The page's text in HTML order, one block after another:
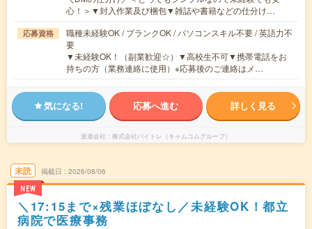
心！＞▼封入作業及び梱包▼雑誌や書籍などの仕分け…
応募資格
職種未経験OK / ブランクOK / パソコンスキル不要 / 英語力不
要
▼未経験OK！（副業歓迎☆）▼高校生不可▼携帯電話をお
持ちの方（業務連絡に使用）※応募後のご連絡はメ…
気になる! 応募へ進む 詳しく見る
派遣会社 株式会社バイトレ（キャムコムグループ）
未読
NEW
掲載日 2026/08/06
＼17:15まで×残業ほぼなし／未経験OK！都立
病院で医療事務